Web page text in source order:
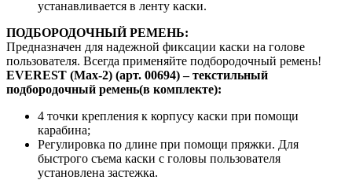
устанавливается в ленту каски.
ПОДБОРОДОЧНЫЙ РЕМЕНЬ:
Предназначен для надежной фиксации каски на голове
пользователя. Всегда применяйте подбородочный ремень!
EVEREST (Max-2) (арт. 00694) – текстильный
подбородочный ремень(в комплекте):
4 точки крепления к корпусу каски при помощи
карабина;
Регулировка по длине при помощи пряжки. Для
быстрого съема каски с головы пользователя
установлена застежка.